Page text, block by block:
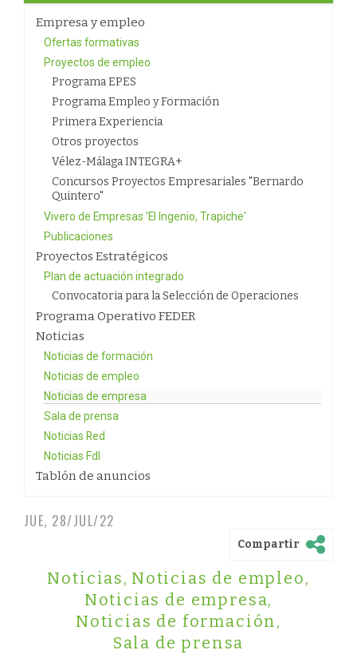
Empresa y empleo
Ofertas formativas
Proyectos de empleo
Programa EPES
Programa Empleo y Formación
Primera Experiencia
Otros proyectos
Vélez-Málaga INTEGRA+
Concursos Proyectos Empresariales "Bernardo
Quintero"
Vivero de Empresas 'El Ingenio, Trapiche'
Publicaciones
Proyectos Estratégicos
Plan de actuación integrado
Convocatoria para la Selección de Operaciones
Programa Operativo FEDER
Noticias
Noticias de formación
Noticias de empleo
Noticias de empresa
Sala de prensa
Noticias Red
Noticias FdI
Tablón de anuncios
JUE, 28/JUL/22
Compartir
Noticias, Noticias de empleo,
Noticias de empresa,
Noticias de formación,
Sala de prensa